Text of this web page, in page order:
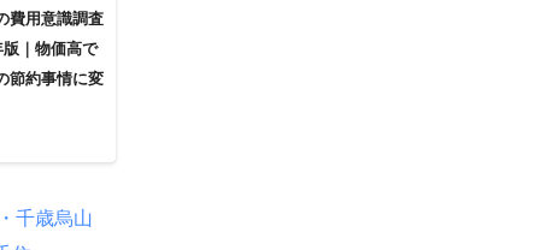
費用意識調査
｜物価高で
節約事情に変
千歳烏山